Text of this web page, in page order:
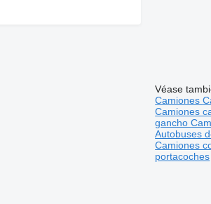
Véase
Camiones
Camiones
gancho
Autobuses
Camiones
portacoches